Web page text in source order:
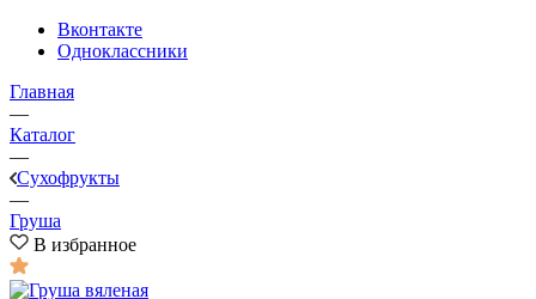
Вконтакте
Одноклассники
Главная
—
Каталог
—
Сухофрукты
—
Груша
В избранное